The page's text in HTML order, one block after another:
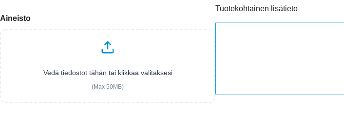
Aineisto
Vedä tiedostot tähän tai klikkaa valitaksesi
(Max 50MB)
Tuotekohtainen lisätieto